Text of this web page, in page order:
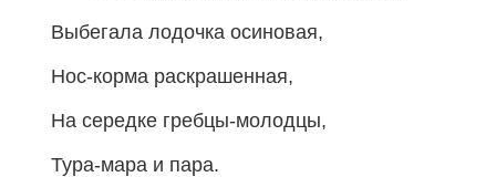
Выбегала лодочка осиновая,
Нос-корма раскрашенная,
На середке гребцы-молодцы,
Тура-мара и пара.